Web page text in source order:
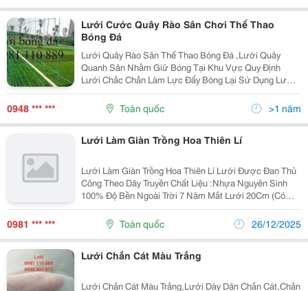
Lưới Cước Quây Rào Sân Chơi Thể Thao
Bóng Đá
Lưới Quây Rào Sân Thể Thao Bóng Đá ,Lưới Quây
Quanh Sân Nhằm Giữ Bóng Tại Khu Vực Quy Định
Lưới Chắc Chắn Làm Lực Đẩy Bóng Lại Sử Dụng Lưới
Bền Ngoài Trời 7 Năm Kt:làm Theo Yêu Cầu Mắt Lưới
:13,5Cm Màu Sắc :Xanh Ngọc Chất Liệu :Nhựa...
0948 *** *** Toàn quốc >1 năm
Lưới Làm Giàn Trồng Hoa Thiên Lí
Lưới Làm Giàn Trồng Hoa Thiên Lí Lưới Được Đan Thủ
Công Theo Dây Truyền Chất Liệu :Nhựa Nguyên Sinh
100% Độ Bền Ngoài Trời 7 Năm Mắt Lưới 20Cm (Có
Thể Đặt Đan Riêng Theo Yêu Cầu ) Kích Thước :2M X
Dài Liên Hệ :0981 110 889 -0948 801
0981 *** *** Toàn quốc 26/12/2025
Lưới Chắn Cát Màu Trắng
Lưới Chắn Cát Màu Trắng,Lưới Dày Dặn Chắn Cát,Chắn